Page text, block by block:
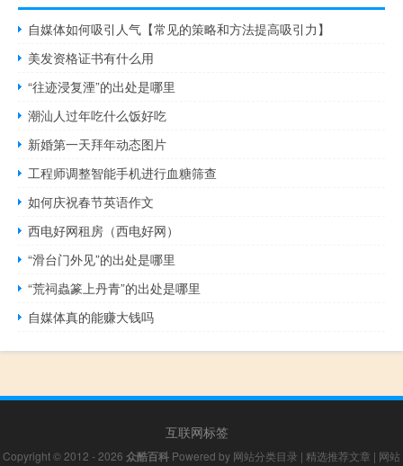
自媒体如何吸引人气【常见的策略和方法提高吸引力】
美发资格证书有什么用
“往迹浸复湮”的出处是哪里
潮汕人过年吃什么饭好吃
新婚第一天拜年动态图片
工程师调整智能手机进行血糖筛查
如何庆祝春节英语作文
西电好网租房（西电好网）
“滑台门外见”的出处是哪里
“荒祠蟲篆上丹青”的出处是哪里
自媒体真的能赚大钱吗
互联网标签
Copyright © 2012 - 2026 众酷百科 Powered by 网站分类目录 | 精选推荐文章 | 网站